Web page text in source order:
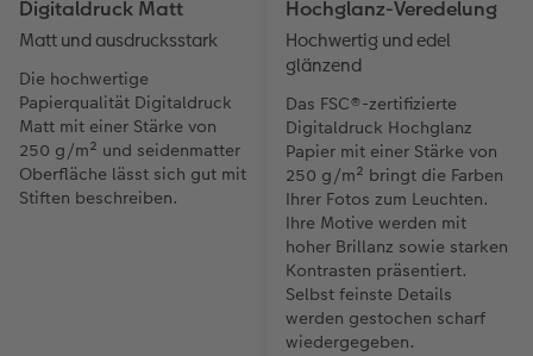
Digitaldruck Matt
Matt und ausdrucksstark
Die hochwertige
Papierqualität Digitaldruck
Matt mit einer Stärke von
250 g/m² und seidenmatter
Oberfläche lässt sich gut mit
Stiften beschreiben.
Hochglanz-Veredelung
Hochwertig und edel
glänzend
Das FSC®-zertifizierte
Digitaldruck Hochglanz
Papier mit einer Stärke von
250 g/m² bringt die Farben
Ihrer Fotos zum Leuchten.
Ihre Motive werden mit
hoher Brillanz sowie starken
Kontrasten präsentiert.
Selbst feinste Details
werden gestochen scharf
wiedergegeben.